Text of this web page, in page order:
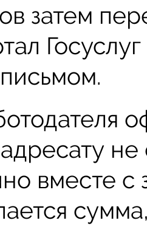
затем
вместе с